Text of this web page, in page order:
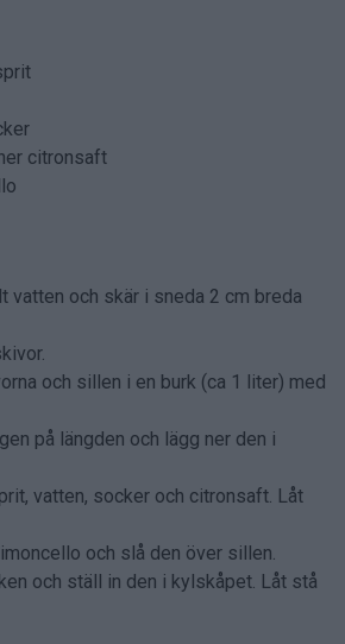
citronsaft
vatten och skär i sneda 2 cm breda
och sillen i en burk (ca 1 liter) med
på längden och lägg ner den i
vatten, socker och citronsaft. Låt
och slå den över sillen.
och ställ in den i kylskåpet. Låt stå